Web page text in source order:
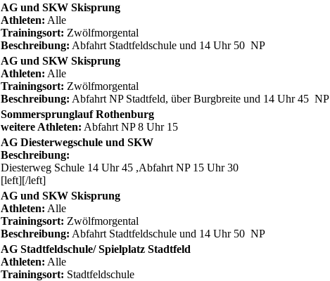
AG und SKW Skisprung
Athleten: Alle
Trainingsort: Zwölfmorgental
Beschreibung: Abfahrt Stadtfeldschule und 14 Uhr 50 NP
AG und SKW Skisprung
Athleten: Alle
Trainingsort: Zwölfmorgental
Beschreibung: Abfahrt NP Stadtfeld, über Burgbreite und 14 Uhr 45 NP
Sommersprunglauf Rothenburg
weitere Athleten: Abfahrt NP 8 Uhr 15
AG Diesterwegschule und SKW
Beschreibung:
Diesterweg Schule 14 Uhr 45 ,Abfahrt NP 15 Uhr 30
[left][/left]
AG und SKW Skisprung
Athleten: Alle
Trainingsort: Zwölfmorgental
Beschreibung: Abfahrt Stadtfeldschule und 14 Uhr 50 NP
AG Stadtfeldschule/ Spielplatz Stadtfeld
Athleten: Alle
Trainingsort: Stadtfeldschule